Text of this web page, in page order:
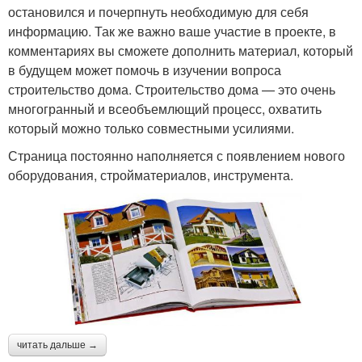
остановился и почерпнуть необходимую для себя
информацию. Так же важно ваше участие в проекте, в
комментариях вы сможете дополнить материал, который
в будущем может помочь в изучении вопроса
строительство дома. Строительство дома — это очень
многогранный и всеобъемлющий процесс, охватить
который можно только совместными усилиями.
Страница постоянно наполняется с появлением нового
оборудования, стройматериалов, инструмента.
читать дальше →